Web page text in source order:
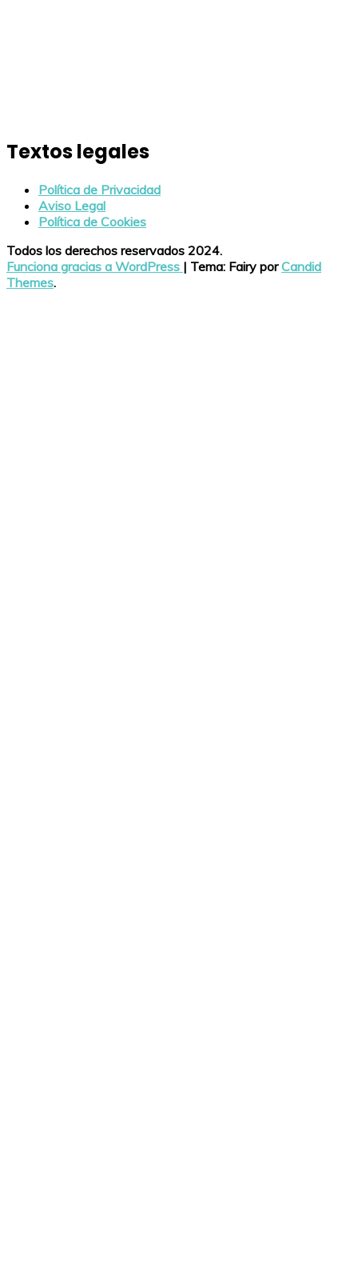
Textos legales
Política de Privacidad
Aviso Legal
Política de Cookies
Todos los derechos reservados 2024.
Funciona gracias a WordPress | Tema: Fairy porCandid
Themes.